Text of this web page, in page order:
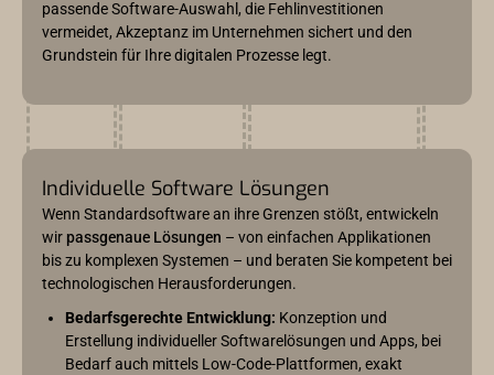
passende Software-Auswahl, die Fehlinvestitionen
vermeidet, Akzeptanz im Unternehmen sichert und den
Grundstein für Ihre digitalen Prozesse legt.
Individuelle Software Lösungen
Wenn Standardsoftware an ihre Grenzen stößt, entwickeln
wir passgenaue Lösungen – von einfachen Applikationen
bis zu komplexen Systemen – und beraten Sie kompetent bei
technologischen Herausforderungen.
Bedarfsgerechte Entwicklung: Konzeption und
Erstellung individueller Softwarelösungen und Apps, bei
Bedarf auch mittels Low-Code-Plattformen, exakt